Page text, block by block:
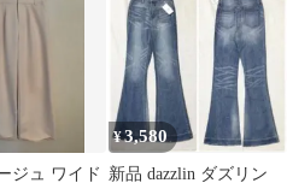
ジュ ワイド
¥3,580
新品 dazzlin ダズリン